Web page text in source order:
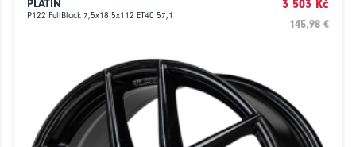
PLATIN
P122 FullBlack 7,5x18 5x112 ET40 57,1
3 503 Kč
145.98 €